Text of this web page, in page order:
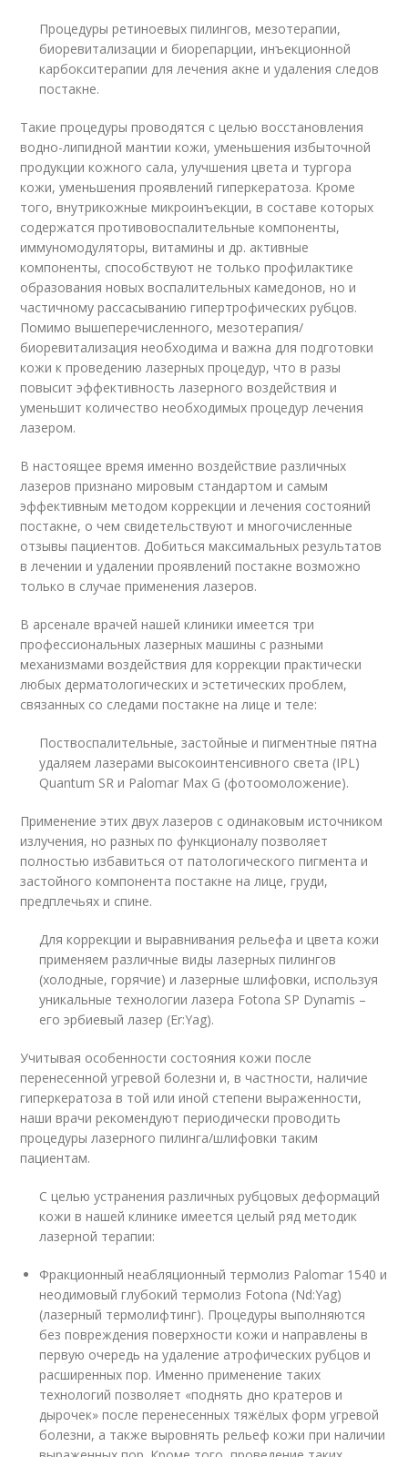
Процедуры ретиноевых пилингов, мезотерапии,
биоревитализации и биорепарции, инъекционной
карбокситерапии для лечения акне и удаления следов
постакне.
Такие процедуры проводятся с целью восстановления
водно-липидной мантии кожи, уменьшения избыточной
продукции кожного сала, улучшения цвета и тургора
кожи, уменьшения проявлений гиперкератоза. Кроме
того, внутрикожные микроинъекции, в составе которых
содержатся противовоспалительные компоненты,
иммуномодуляторы, витамины и др. активные
компоненты, способствуют не только профилактике
образования новых воспалительных камедонов, но и
частичному рассасыванию гипертрофических рубцов.
Помимо вышеперечисленного, мезотерапия/
биоревитализация необходима и важна для подготовки
кожи к проведению лазерных процедур, что в разы
повысит эффективность лазерного воздействия и
уменьшит количество необходимых процедур лечения
лазером.
В настоящее время именно воздействие различных
лазеров признано мировым стандартом и самым
эффективным методом коррекции и лечения состояний
постакне, о чем свидетельствуют и многочисленные
отзывы пациентов. Добиться максимальных результатов
в лечении и удалении проявлений постакне возможно
только в случае применения лазеров.
В арсенале врачей нашей клиники имеется три
профессиональных лазерных машины с разными
механизмами воздействия для коррекции практически
любых дерматологических и эстетических проблем,
связанных со следами постакне на лице и теле:
Поствоспалительные, застойные и пигментные пятна
удаляем лазерами высокоинтенсивного света (IPL)
Quantum SR и Palomar Max G (фотоомоложение).
Применение этих двух лазеров с одинаковым источником
излучения, но разных по функционалу позволяет
полностью избавиться от патологического пигмента и
застойного компонента постакне на лице, груди,
предплечьях и спине.
Для коррекции и выравнивания рельефа и цвета кожи
применяем различные виды лазерных пилингов
(холодные, горячие) и лазерные шлифовки, используя
уникальные технологии лазера Fotona SP Dynamis –
его эрбиевый лазер (Er:Yag).
Учитывая особенности состояния кожи после
перенесенной угревой болезни и, в частности, наличие
гиперкератоза в той или иной степени выраженности,
наши врачи рекомендуют периодически проводить
процедуры лазерного пилинга/шлифовки таким
пациентам.
С целью устранения различных рубцовых деформаций
кожи в нашей клинике имеется целый ряд методик
лазерной терапии:
Фракционный неабляционный термолиз Palomar 1540 и
неодимовый глубокий термолиз Fotona (Nd:Yag)
(лазерный термолифтинг). Процедуры выполняются
без повреждения поверхности кожи и направлены в
первую очередь на удаление атрофических рубцов и
расширенных пор. Именно применение таких
технологий позволяет «поднять дно кратеров и
дырочек» после перенесенных тяжёлых форм угревой
болезни, а также выровнять рельеф кожи при наличии